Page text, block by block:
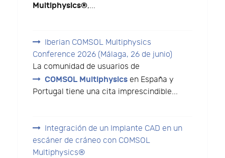
Multiphysics®,...
Iberian COMSOL Multiphysics
Conference 2026 (Málaga, 26 de junio)
La comunidad de usuarios de
COMSOL Multiphysics en España y
Portugal tiene una cita imprescindible...
Integración de un Implante CAD en un
escáner de cráneo con COMSOL
Multiphysics®